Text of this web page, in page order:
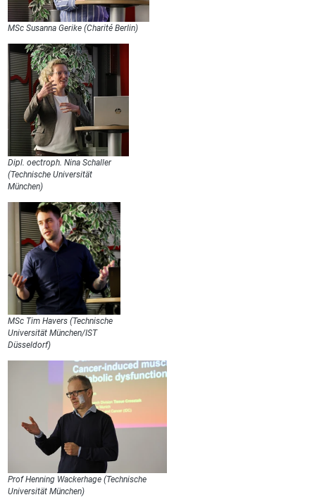
MSc Susanna Gerike (Charité Berlin)
Dipl. oectroph. Nina Schaller
(Technische Universität
München)
MSc Tim Havers (Technische
Universität München/IST
Düsseldorf)
Prof Henning Wackerhage (Technische
Universität München)